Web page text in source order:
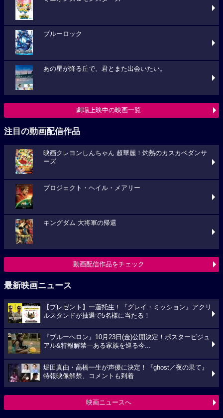
ブルーロック
あの星が降る丘で、君とまた出会いたい。
劇場上映中の映画一覧
注目の動画配信作品
映画クレヨンしんちゃん 超華麗！灼熱のカスカベダンサ
ーズ
プロジェクト・ヘイル・メアリー
キングダム 大将軍の帰還
動画配信作品をチェック
最新映画ニュース
【プレゼント】一蓮托生！『グレイ・ミッション』アクリ
ルスタンドが抽選で5名様に当たる！
『ブルーヘロン』10月23日(金)公開決定！ポスタービジュ
アル&特報解禁―ある家族を巡る今...
堀田真由・高橋一生が声優に決定！『ghost／夜の果て』
特報映像解禁、コメントも到着
映画ニュースへ